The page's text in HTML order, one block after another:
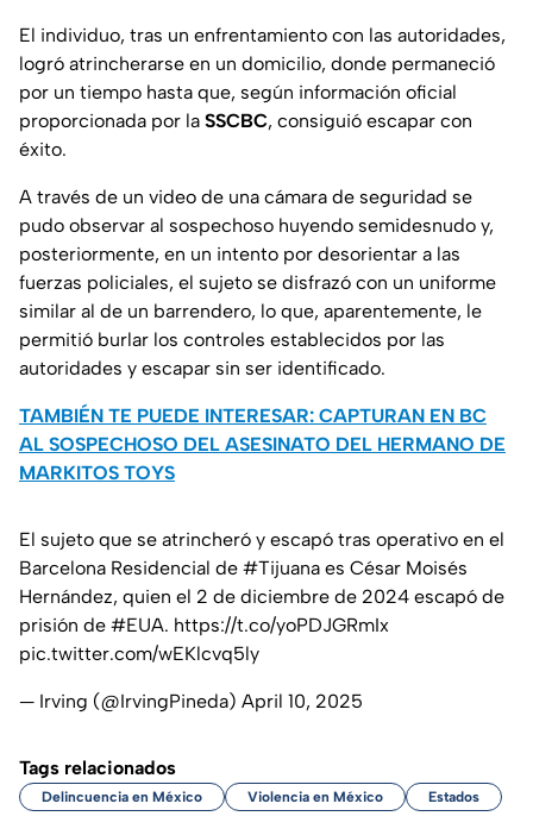
El individuo, tras un enfrentamiento con las autoridades,
logró atrincherarse en un domicilio, donde permaneció
por un tiempo hasta que, según información oficial
proporcionada por la SSCBC, consiguió escapar con
éxito.
A través de un video de una cámara de seguridad se
pudo observar al sospechoso huyendo semidesnudo y,
posteriormente, en un intento por desorientar a las
fuerzas policiales, el sujeto se disfrazó con un uniforme
similar al de un barrendero, lo que, aparentemente, le
permitió burlar los controles establecidos por las
autoridades y escapar sin ser identificado.
TAMBIÉN TE PUEDE INTERESAR: CAPTURAN EN BC
AL SOSPECHOSO DEL ASESINATO DEL HERMANO DE
MARKITOS TOYS
El sujeto que se atrincheró y escapó tras operativo en el
Barcelona Residencial de #Tijuana es César Moisés
Hernández, quien el 2 de diciembre de 2024 escapó de
prisión de #EUA. https://t.co/yoPDJGRmIx
pic.twitter.com/wEKlcvq5ly
— Irving (@IrvingPineda) April 10, 2025
Tags relacionados
Delincuencia en México Violencia en México Estados